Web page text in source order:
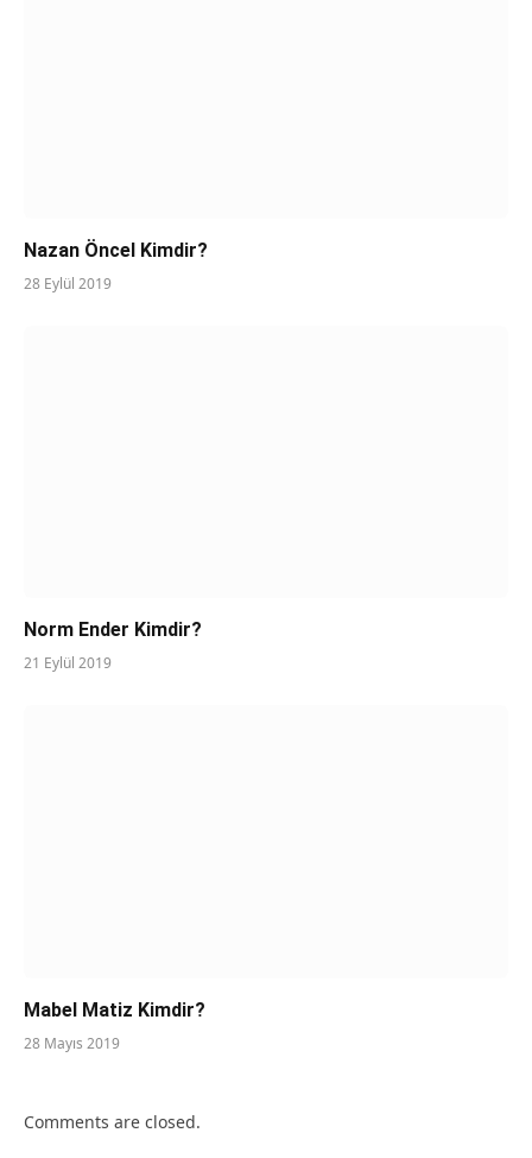
Nazan Öncel Kimdir?
28 Eylül 2019
Norm Ender Kimdir?
21 Eylül 2019
Mabel Matiz Kimdir?
28 Mayıs 2019
Comments are closed.